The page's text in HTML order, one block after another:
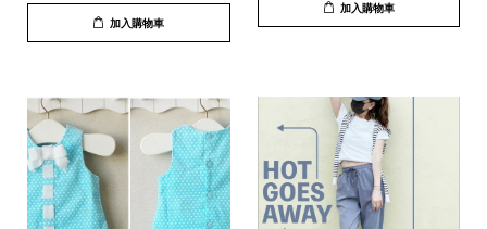
加入購物車
加入購物車